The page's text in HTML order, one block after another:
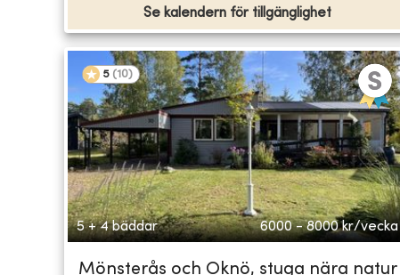
Se kalendern för tillgänglighet
5 (10)
5 + 4 bäddar 6000 - 8000 kr/vecka
Mönsterås och Oknö, stuga nära natur